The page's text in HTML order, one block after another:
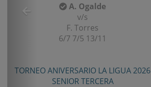
A. Ogalde
v/s
F. Torres
6/7 7/5 13/11
TORNEO ANIVERSARIO LA LIGUA 2026
SENIOR TERCERA